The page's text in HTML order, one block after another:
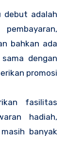
debut adalah
bahkan ada
dengan
promosi
fasilitas
hadiah,
banyak